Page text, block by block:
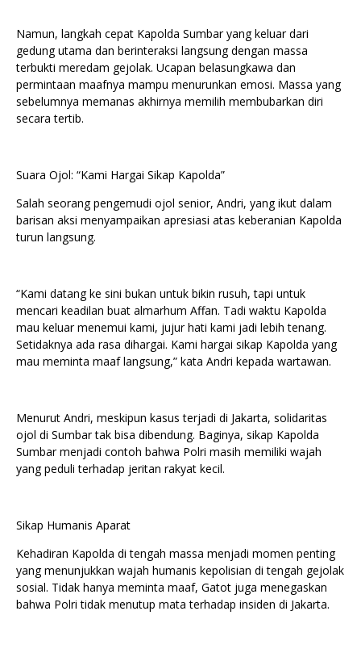
Namun, langkah cepat Kapolda Sumbar yang keluar dari
gedung utama dan berinteraksi langsung dengan massa
terbukti meredam gejolak. Ucapan belasungkawa dan
permintaan maafnya mampu menurunkan emosi. Massa yang
sebelumnya memanas akhirnya memilih membubarkan diri
secara tertib.
Suara Ojol: “Kami Hargai Sikap Kapolda”
Salah seorang pengemudi ojol senior, Andri, yang ikut dalam
barisan aksi menyampaikan apresiasi atas keberanian Kapolda
turun langsung.
“Kami datang ke sini bukan untuk bikin rusuh, tapi untuk
mencari keadilan buat almarhum Affan. Tadi waktu Kapolda
mau keluar menemui kami, jujur hati kami jadi lebih tenang.
Setidaknya ada rasa dihargai. Kami hargai sikap Kapolda yang
mau meminta maaf langsung,” kata Andri kepada wartawan.
Menurut Andri, meskipun kasus terjadi di Jakarta, solidaritas
ojol di Sumbar tak bisa dibendung. Baginya, sikap Kapolda
Sumbar menjadi contoh bahwa Polri masih memiliki wajah
yang peduli terhadap jeritan rakyat kecil.
Sikap Humanis Aparat
Kehadiran Kapolda di tengah massa menjadi momen penting
yang menunjukkan wajah humanis kepolisian di tengah gejolak
sosial. Tidak hanya meminta maaf, Gatot juga menegaskan
bahwa Polri tidak menutup mata terhadap insiden di Jakarta.